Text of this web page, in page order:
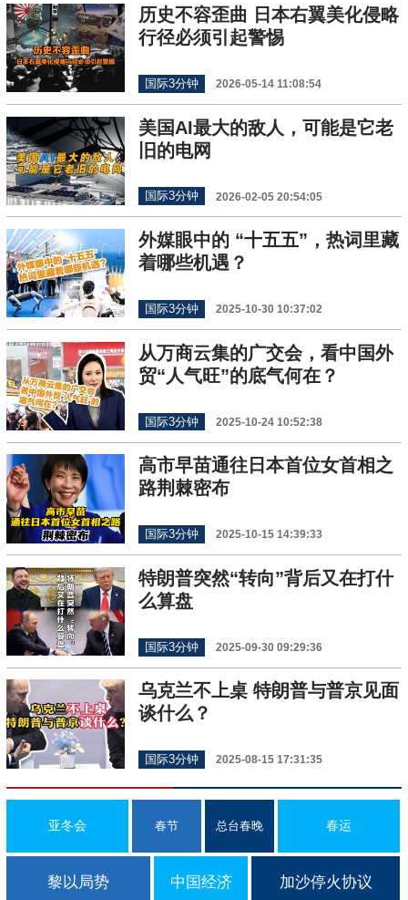
历史不容歪曲 日本右翼美化侵略
行径必须引起警惕
国际3分钟 2026-05-14 11:08:54
美国AI最大的敌人，可能是它老
旧的电网
国际3分钟 2026-02-05 20:54:05
外媒眼中的 “十五五”，热词里藏
着哪些机遇？
国际3分钟 2025-10-30 10:37:02
从万商云集的广交会，看中国外
贸“人气旺”的底气何在？
国际3分钟 2025-10-24 10:52:38
高市早苗通往日本首位女首相之
路荆棘密布
国际3分钟 2025-10-15 14:39:33
特朗普突然“转向”背后又在打什
么算盘
国际3分钟 2025-09-30 09:29:36
乌克兰不上桌 特朗普与普京见面
谈什么？
国际3分钟 2025-08-15 17:31:35
亚冬会 春节 总台春晚 春运
黎以局势 中国经济 加沙停火协议